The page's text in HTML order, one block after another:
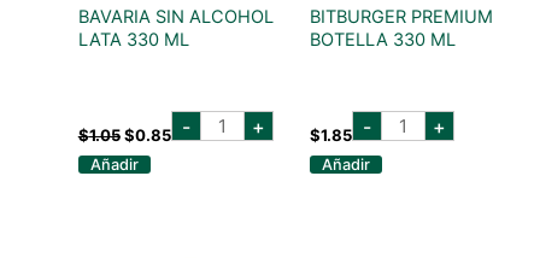
BAVARIA SIN ALCOHOL
LATA 330 ML
$1.05 precio
original
$0.85precio
- bavaria
sin +
Añadir
BITBURGER PREMIUM
BOTELLA 330 ML
$1.85 - bitburger
premium
botella
330
+
Añadir